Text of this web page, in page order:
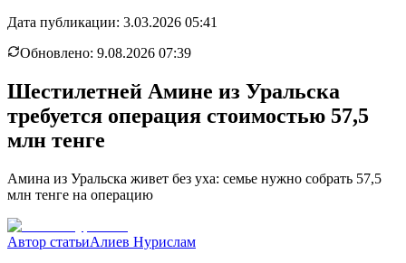
Дата публикации: 3.03.2026 05:41
Обновлено: 9.08.2026 07:39
Шестилетней Амине из Уральска
требуется операция стоимостью 57,5
млн тенге
Амина из Уральска живет без уха: семье нужно собрать 57,5
млн тенге на операцию
Автор статьиАлиев Нурислам